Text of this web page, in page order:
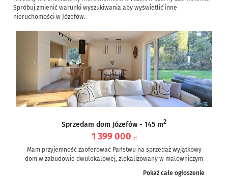
Spróbuj zmienić warunki wyszukiwania aby wyświetlić inne
nieruchomości w Józefów.
Sprzedam dom Józefów - 145 m2
1 399 000 zł
Mam przyjemność zaoferować Państwu na sprzedaż wyjątkowy
dom w zabudowie dwulokalowej, zlokalizowany w malowniczym
Pokaż całe ogłoszenie